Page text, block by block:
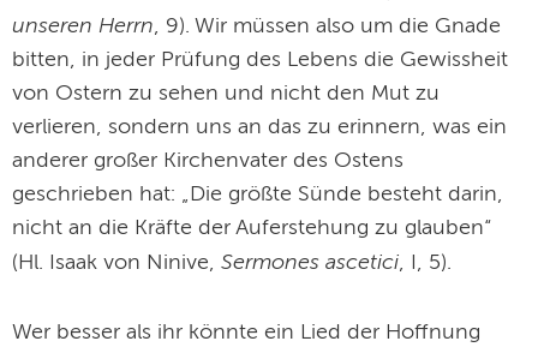
unseren Herrn, 9). Wir müssen also um die Gnade
bitten, in jeder Prüfung des Lebens die Gewissheit
von Ostern zu sehen und nicht den Mut zu
verlieren, sondern uns an das zu erinnern, was ein
anderer großer Kirchenvater des Ostens
geschrieben hat: „Die größte Sünde besteht darin,
nicht an die Kräfte der Auferstehung zu glauben“
(Hl. Isaak von Ninive, Sermones ascetici, I, 5).
Wer besser als ihr könnte ein Lied der Hoffnung